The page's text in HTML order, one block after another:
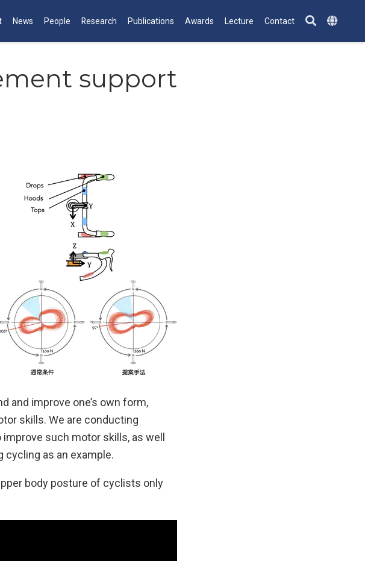
News People Research Publications Awards Lecture Contact
support
and improve one’s own form,
skills. We are conducting
such motor skills, as well
as an example.
body posture of cyclists only